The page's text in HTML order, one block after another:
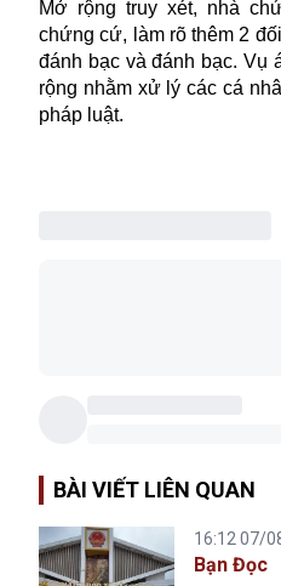
Mở rộng truy xét, nhà
chứng cứ, làm rõ thêm 2
đánh bạcvà đánh bạc. Vụ
rộng nhằm xử lý các cá
pháp luật.
BÀI VIẾT LIÊN QUAN
16:12 07/
Bạn Đọc